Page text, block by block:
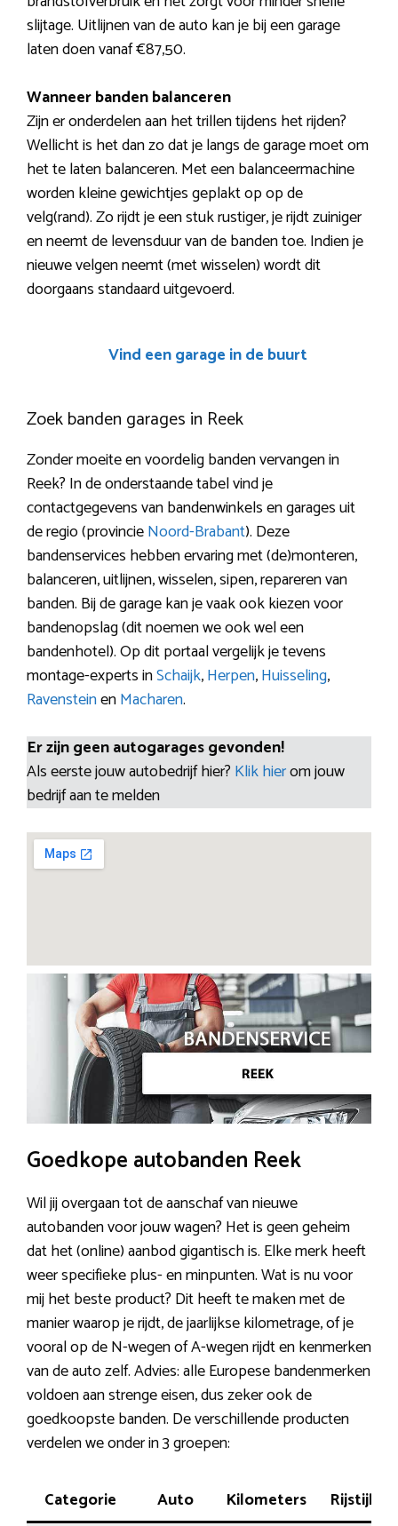
slijtage. Uitlijnen van de auto kan je bij een garage
laten doen vanaf €87,50.
Wanneer banden balanceren
Zijn er onderdelen aan het trillen tijdens het rijden?
Wellicht is het dan zo dat je langs de garage moet om
het te laten balanceren. Met een balanceermachine
worden kleine gewichtjes geplakt op op de
velg(rand). Zo rijdt je een stuk rustiger, je rijdt zuiniger
en neemt de levensduur van de banden toe. Indien je
nieuwe velgen neemt (met wisselen) wordt dit
doorgaans standaard uitgevoerd.
Vind een garage in de buurt
Zoek banden garages in Reek
Zonder moeite en voordelig banden vervangen in
Reek? In de onderstaande tabel vind je
contactgegevens van bandenwinkels en garages uit
de regio (provincieNoord-Brabant). Deze
bandenservices hebben ervaring met (de)monteren,
balanceren, uitlijnen, wisselen, sipen, repareren van
banden. Bij de garage kan je vaak ook kiezen voor
bandenopslag (dit noemen we ook wel een
bandenhotel). Op dit portaal vergelijk je tevens
montage-experts inSchaijk,Herpen,Huisseling,
RavensteinenMacharen.
Er zijn geen autogarages gevonden!
Als eerste jouw autobedrijf hier? Klik hierom jouw
bedrijf aan te melden
Goedkope autobanden Reek
Wil jij overgaan tot de aanschaf van nieuwe
autobanden voor jouw wagen? Het is geen geheim
dat het (online) aanbod gigantisch is. Elke merk heeft
weer specifieke plus- en minpunten. Wat is nu voor
mij het beste product? Dit heeft te maken met de
manier waarop je rijdt, de jaarlijkse kilometrage, of je
vooral op de N-wegen of A-wegen rijdt en kenmerken
van de auto zelf. Advies: alle Europese bandenmerken
voldoen aan strenge eisen, dus zeker ook de
goedkoopste banden. De verschillende producten
verdelen we onder in 3 groepen:
Categorie Auto Kilometers Rijstijl